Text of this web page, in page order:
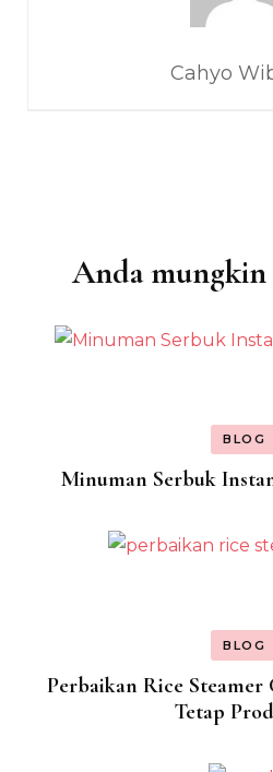
Cahyo
NavigasiAnda mungkin
BLOG
Minuman Serbuk
BLOG
Perbaikan Rice
Tetap